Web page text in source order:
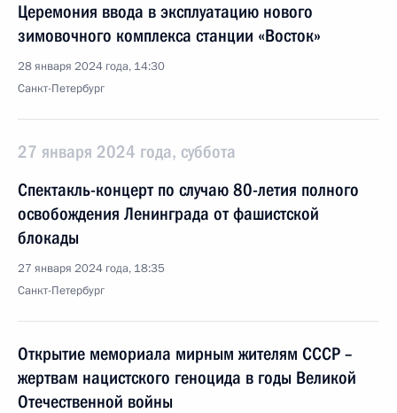
Церемония ввода в эксплуатацию нового
зимовочного комплекса станции «Восток»
28 января 2024 года, 14:30
Санкт-Петербург
27 января 2024 года, суббота
Спектакль-концерт по случаю 80-летия полного
освобождения Ленинграда от фашистской
блокады
27 января 2024 года, 18:35
Санкт-Петербург
Открытие мемориала мирным жителям СССР –
жертвам нацистского геноцида в годы Великой
Отечественной войны